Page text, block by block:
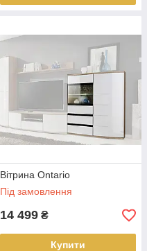
Вітрина Ontario
Під замовлення
14 499 ₴
Купити